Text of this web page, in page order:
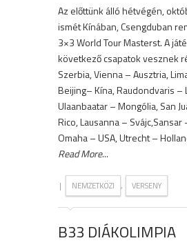
Az előttünk álló hétvégén,
ismét Kínában, Csengduban
3×3 World Tour Masterst. A
következő csapatok vesznek
Szerbia, Vienna – Ausztria,
Beijing– Kína, Raudondvaris –
Ulaanbaatar – Mongólia, San
Rico, Lausanna – Svájc,Sansar
Omaha – USA, Utrecht –
Read More...
| NEMZETKÖZI , VERSENY
B33 DIÁKOLIMPIA